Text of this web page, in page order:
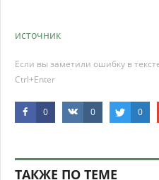
источник
Если вы заметили ошибку в
Ctrl+Enter
0 0 0
ТАКЖЕ ПО ТЕМЕ